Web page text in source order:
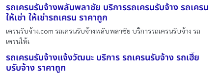
รถเครนรับจ้างพลับพลาชัย บริการรถเครนรับจ้าง รถเครน
ให้เช่า ให้เช่ารถเครน ราคาถูก
เครนรับจ้าง.com รถเครนรับจ้างพลับพลาชัย บริการรถเครนรับจ้าง รถ
เครนให้เ
รถเครนรับจ้างแจ้งวัฒนะ บริการ รถเครนรับจ้าง รถเฮี๊ย
บรับจ้าง ราคาถูก